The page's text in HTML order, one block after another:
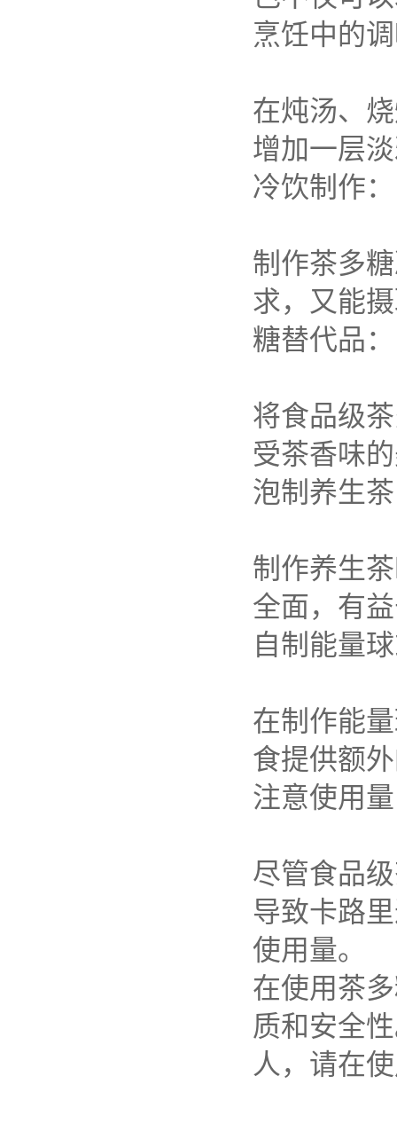
烹饪中的
在炖汤、
增加一层
冷饮制作：
制作茶多
求，又能
糖替代品：
将食品级
受茶香味
泡制养生
制作养生
全面，有
自制能量
在制作能
食提供额
注意使用
尽管食品
导致卡路
使用量。
在使用茶
质和安全
人，请在